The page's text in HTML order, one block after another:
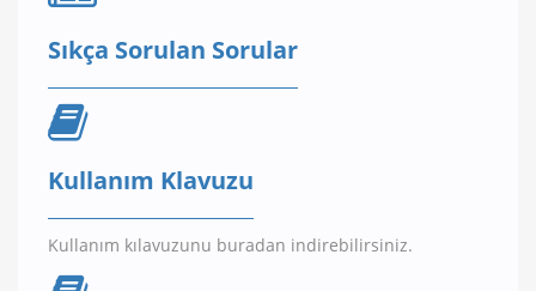
Sıkça Sorulan Sorular
Kullanım Klavuzu
Kullanım kılavuzunu buradan indirebilirsiniz.